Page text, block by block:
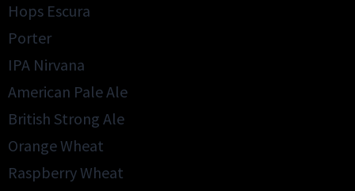
Hops Escura
Porter
IPA Nirvana
American Pale Ale
British Strong Ale
Orange Wheat
Raspberry Wheat